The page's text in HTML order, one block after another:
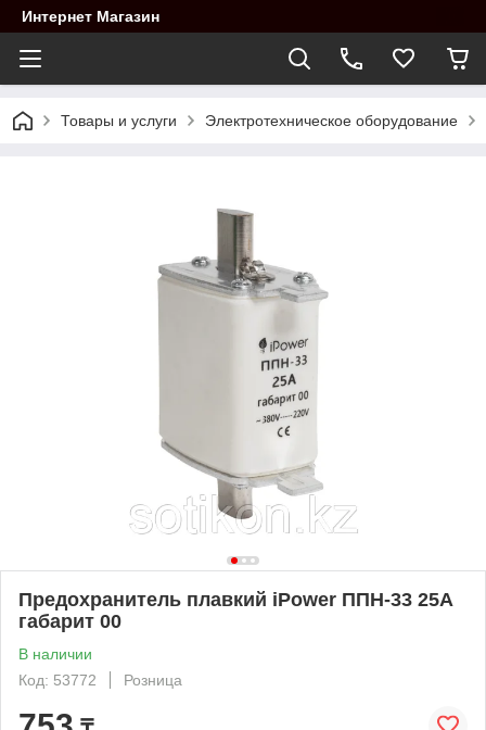
Интернет Магазин
Товары и услуги Электротехническое оборудование
Предохранитель плавкий iPower ППН-33 25А
габарит 00
В наличии
Код: 53772
Розница